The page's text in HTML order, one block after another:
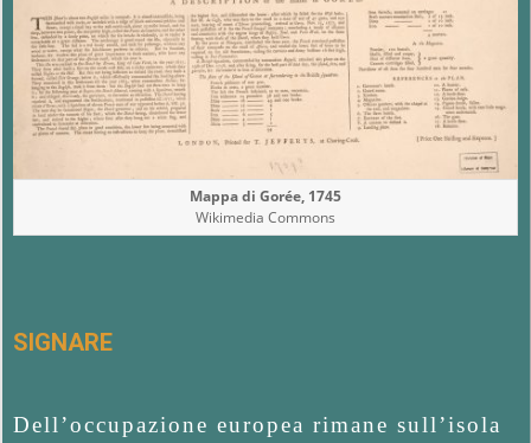
Mappa di Gorée, 1745
Wikimedia Commons
SIGNARE
Dell’occupazione europea rimane sull’isola